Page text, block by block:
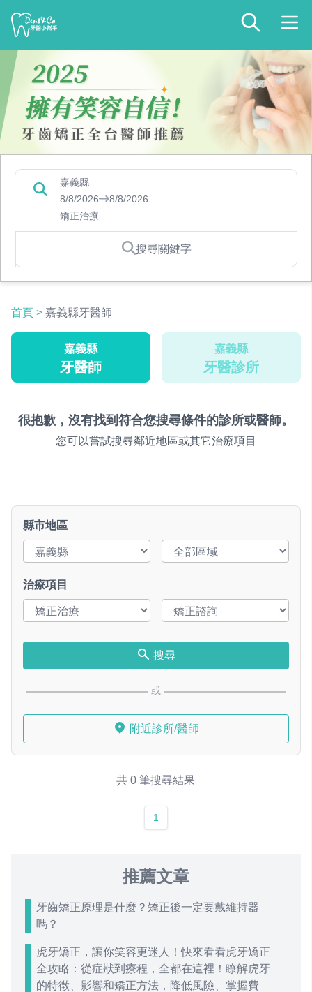
嘉義縣
8/8/2026
8/8/2026
矯正治療
搜尋關鍵字
首頁 > 嘉義縣牙醫師
嘉義縣
牙醫師
嘉義縣
牙醫診所
很抱歉，沒有找到符合您搜尋條件的診所或醫師。
您可以嘗試搜尋鄰近地區或其它治療項目
縣市地區
治療項目
搜尋
或
附近診所/醫師
共 0 筆搜尋結果
1
推薦文章
牙齒矯正原理是什麼？矯正後一定要戴維持器
嗎？
虎牙矯正，讓你笑容更迷人！快來看看虎牙矯正
全攻略：從症狀到療程，全都在這裡！瞭解虎牙
的特徵、影響和矯正方法，降低風險、掌握費